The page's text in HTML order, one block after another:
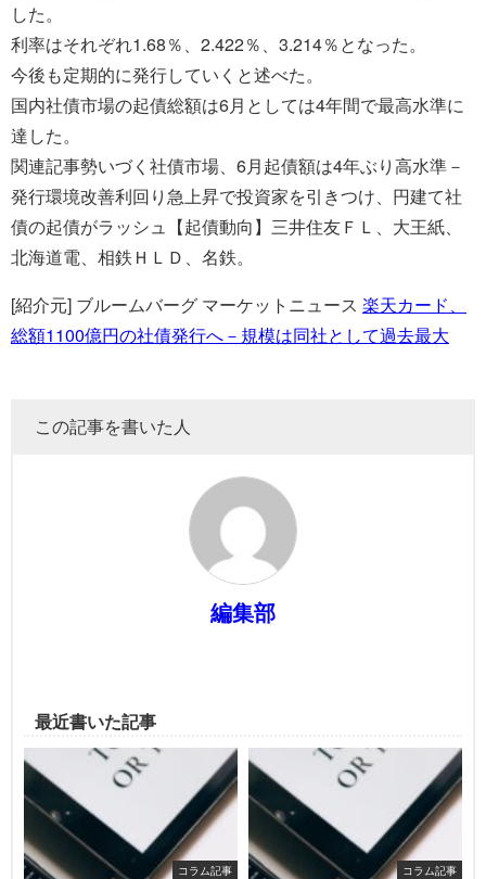
した。
利率はそれぞれ1.68％、2.422％、3.214％となった。
今後も定期的に発行していくと述べた。
国内社債市場の起債総額は6月としては4年間で最高水準に
達した。
関連記事勢いづく社債市場、6月起債額は4年ぶり高水準－
発行環境改善利回り急上昇で投資家を引きつけ、円建て社
債の起債がラッシュ【起債動向】三井住友ＦＬ、大王紙、
北海道電、相鉄ＨＬＤ、名鉄。
[紹介元] ブルームバーグ マーケットニュース 楽天カード、
総額1100億円の社債発行へ－規模は同社として過去最大
この記事を書いた人
編集部
最近書いた記事
コラム記事 コラム記事